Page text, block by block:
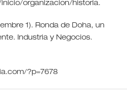
organizacion/historia.
1). Ronda de Doha, un
Industria y Negocios.
?p=7678